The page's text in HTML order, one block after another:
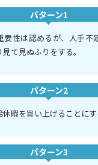
パターン1
要性は認めるが、人手不
て見ぬふりをする。
パターン2
暇を買い上げることにす
パターン3